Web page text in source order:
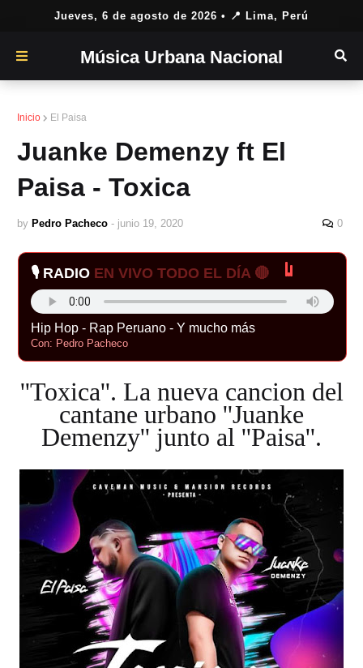
Jueves, 6 de agosto de 2026 • 📍 Lima, Perú
Música Urbana Nacional
Inicio El Paisa
Juanke Demenzy ft El
Paisa - Toxica
by Pedro Pacheco - junio 19, 2020 0
🎙️ RADIO EN VIVO TODO EL DÍA 🔴
Hip Hop - Rap Peruano - Y mucho más
Con: Pedro Pacheco
''Toxica''. La nueva cancion del
cantane urbano ''Juanke
Demenzy'' junto al ''Paisa''.